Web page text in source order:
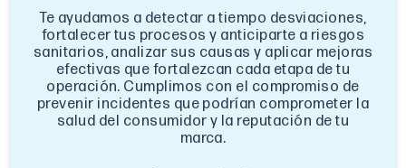
Te ayudamos a detectar a tiempo desviaciones,
fortalecer tus procesos y anticiparte a riesgos
sanitarios, analizar sus causas y aplicar mejoras
efectivas que fortalezcan cada etapa de tu
operación. Cumplimos con el compromiso de
prevenir incidentes que podrían comprometer la
salud del consumidor y la reputación de tu
marca.